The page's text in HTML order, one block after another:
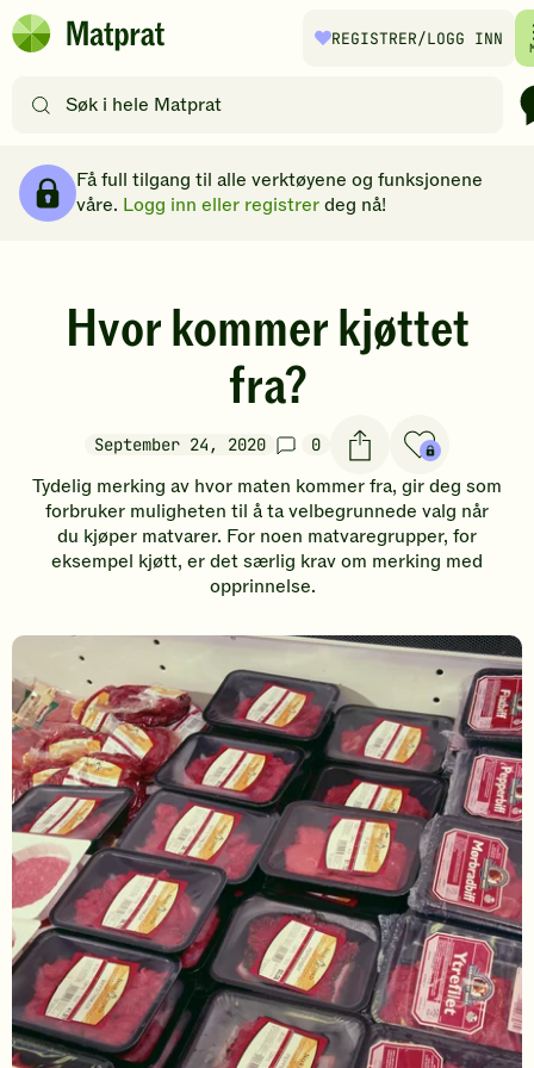
Hopp til hovedinnhold
Matprat
REGISTRER/LOGG INN
etter
filtre
Få full tilgang til alle verktøyene og funksjonene
våre. Logg inn eller registrerdeg nå!
Hvor kommer kjøttet
fra?
September 24, 2020 0
Tydelig merking av hvor maten kommer fra, girdeg som
forbruker muligheten til å ta velbegrunnede valg når
du kjøper matvarer. For noen matvaregrupper, for
eksempel kjøtt, er det særlig krav om merking med
opprinnelse.